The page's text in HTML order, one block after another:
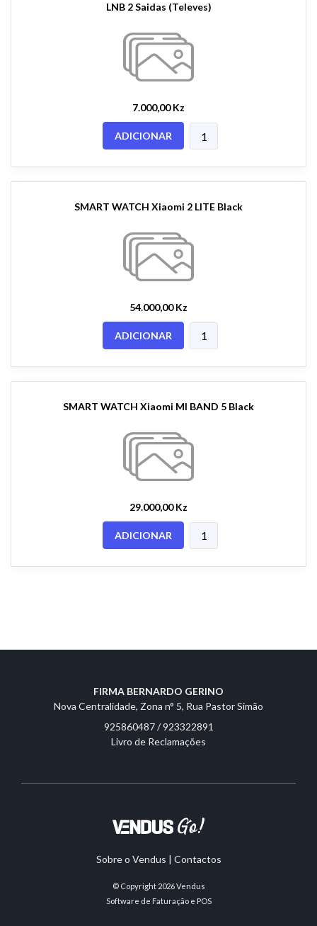
LNB 2 Saidas (Televes)
7.000,00 Kz
ADICIONAR
SMART WATCH Xiaomi 2 LITE Black
54.000,00 Kz
ADICIONAR
SMART WATCH Xiaomi MI BAND 5 Black
29.000,00 Kz
ADICIONAR
FIRMA BERNARDO GERINO
Nova Centralidade, Zona n° 5, Rua Pastor Simão
925860487 / 923322891
Livro de Reclamações
Sobre o Vendus | Contactos
© Copyright 2026Vendus
Software de Faturação e POS